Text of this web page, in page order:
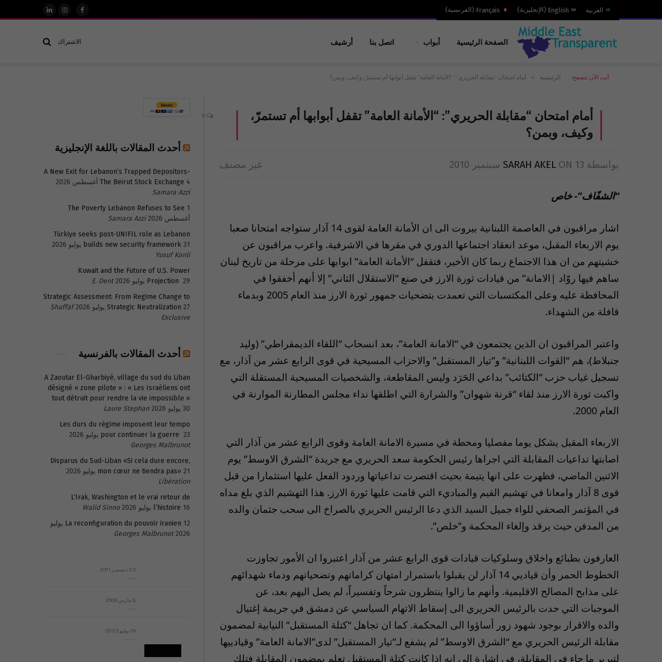
العربية English
( الإنجليزية)
Français
( الفرنسية)
فيسبوكالانستغرام
لينكدإن
الصفحة الرئيسية أبواب اتصل بنا أرشيف الاشتراك
أنت الآن تتصفح: الرئيسية » أمام امتحان “مقابلة الحريري”: “الأمانة العامة” تقفل أبوابها أم تستمرّ، وكيف، وبمن؟
أمام امتحان “مقابلة الحريري”: “الأمانة العامة” تقفل أبوابها أم تستمرّ،
وكيف، وبمن؟
بواسطة SARAH AKEL ON 13 سبتمبر 2010 غير مصنف
“الشفّاف”- خاص
اشار مراقبون في العاصمة اللبنانية بيروت الى ان الأمانة العامة لقوى 14 آذار ستواجه امتحانا صعبا
يوم الاربعاء المقبل، موعد انعقاد اجتماعها الدوري في مقرها في الاشرفية. واعرب مراقبون عن
خشيتهم من ان هذا الاجتماع ربما كان الأخير، فتقفل “الأمانة العامة” ابوابها على مرحلة من تاريخ لبنان
ساهم فيها روّاد |الامانة” من قيادات ثورة الارز في صنع “الاستقلال الثاني” إلا أنهم أخفقوا في
المحافظة عليه وعلى المكتسبات التي تعمدت بتضحيات جمهور ثورة الارز منذ العام 2005 وبدماء
قافلة من الشهداء.
واعتبر المراقبون ان الذين يجتمعون في “الامانة العامة”، بعد انسحاب “اللقاء الديمقراطي” (وليد
جنبلاط)، هم “القوات اللبنانية” و”تيار المستقبل” والاحزاب المسيحية في قوى الرابع عشر من آذار، مع
تسجيل غياب حزب “الكتائب” بداعي الحَرَد وليس المقاطعة، والشخصيات المسيحية المستقلة التي
واكبت ثورة الارز منذ لقاء “قرنة شهوان” والشرارة التي اطلقها نداء مجلس المطارنة الموارنة في
العام 2000.
الاربعاء المقبل يشكل يوما مفصليا ومحطة في مسيرة الامانة العامة وقوى الرابع عشر من آذار التي
اصابتها تداعيات المقابلة التي اجراها رئيس الحكومة سعد الحريري مع جريدة “الشرق الاوسط” يوم
الاثنين الماضي، فظهرت على انها يتيمة بحيث اقتصرت تداعياتها وردود الفعل عليها استثمارا من قبل
قوى 8 آذار وامعانا في تهشيم القيم والمباديء التي قامت عليها ثورة الارز. هذا التهشيم الذي بلغ مداه
في المؤتمر الصحفي للواء جميل السيد الذي دعا الرئيس الحريري بالصراخ الى سحب جثمان والده
من المدفن حيث يرقد وإلغاء المحكمة و”خلص”.
العارفون بطبائع واخلاق وسلوكيات قيادات قوى الرابع عشر من آذار اعتبروا ان الأمور تجاوزت
الخطوط الحمر وأن قياديي 14 آذار لن يقبلوا باستمرار امتهان كراماتهم وتضحياتهم ودماء شهدائهم
على مذابح المصالح الاقليمية. وأنهم ما زالوا ينتظرون شرحاً وتفسيراً، لم يصل اليهم بعد، عن
الموجبات التي حدت بالرئيس الحريري الى إسقاط الاتهام السياسي عن دمشق في جريمة إغتيال
والده والاقرار بوجود شهود زور أساؤوا الى المحكمة. كما ان تجاهل “كتلة المستقبل” النيابية لمضمون
مقابلة الرئيس الحريري مع “الشرق الاوسط” لم يشفع لـ”تيار المستقبل” لدى”الامانة العامة” وقيادييها
لتبرير ما جاء في المقابلة، في إشارة الى انه إذا كانت كتلة المستقبل تعلم بمضمون المقابلة فتلك
أحدث المقالات باللغة الإنجليزية
A New Exit for Lebanon’s Trapped Depositors-
The Beirut Stock Exchange 4 أغسطس 2026
Samara Azzi
The Poverty Lebanon Refuses to See 1
أغسطس 2026
Samara Azzi
Türkiye seeks post-UNIFIL role as Lebanon
builds new security framework 31 يوليو 2026
Yusuf Kanli
Kuwait and the Future of U.S. Power
Projection 29 يوليو 2026
E. Dent
Strategic Assessment: From Regime Change to
Strategic Neutralization 27 يوليو 2026
Shaffaf
Exclusive
أحدث المقالات بالفرنسية
A Zaoutar El-Gharbiyé, village du sud du Liban
désigné « zone pilote » : « Les Israéliens ont
tout détruit pour rendre la vie impossible »
30 يوليو 2026
Laure Stephan
Les durs du régime imposent leur tempo
pour continuer la guerre 23 يوليو 2026
Georges Malbrunot
Disparus du Sud-Liban «Si cela dure encore,
mon cœur ne tiendra pas» 21 يوليو 2026
Libération
L’Irak, Washington et le vrai retour de
l’histoire 16 يوليو 2026
Walid Sinno
La reconfiguration du pouvoir iranien 12 يوليو
2026
Georges Malbrunot
23 ديسمبر 2011
8 مارس 2008
19 يوليو 2023